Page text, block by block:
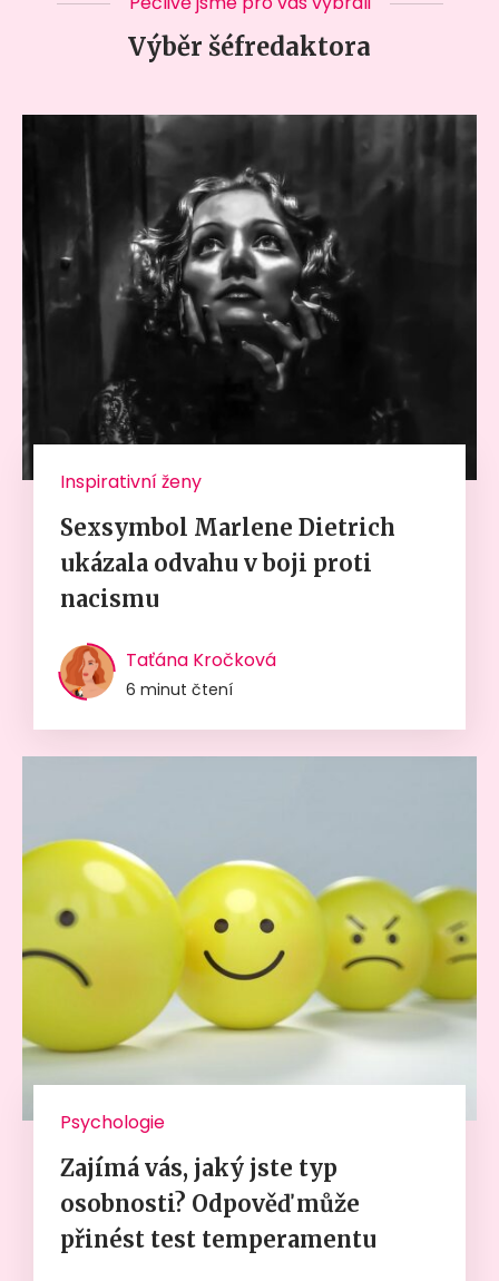
Výběr šéfredaktora
Inspirativní ženy
Sexsymbol Marlene Dietrich
ukázala odvahu v boji proti
nacismu
Taťána Kročková
6 minut čtení
Psychologie
Zajímá vás, jaký jste typ
osobnosti? Odpověď může
přinést test temperamentu